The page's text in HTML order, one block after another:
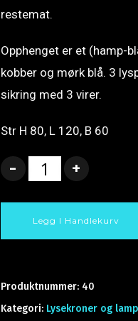
restemat.
Opphenget er et (hamp-
kobber og mørk blå. 3
sikring med 3 virer.
Str H 80, L 120, B 60
Legg I Handlekurv
Produktnummer: 40
Kategori: Lysekroner og